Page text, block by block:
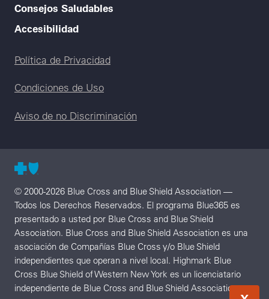
Consejos Saludables
Accesibilidad
Legal menu
Política de Privacidad
Condiciones de Uso
Aviso de no Discriminación
© 2000-2026 Blue Cross and Blue Shield Association —
Todos los Derechos Reservados. El programa Blue365 es
presentado a usted por Blue Cross and Blue Shield
Association. Blue Cross and Blue Shield Association es una
asociación de Compañías Blue Cross y/o Blue Shield
independientes que operan a nivel local. Highmark Blue
Cross Blue Shield of Western New York es un licenciatario
independiente de Blue Cross and Blue Shield Association.